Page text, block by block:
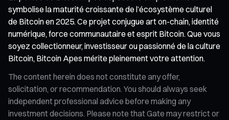
symbolise la maturité croissante de l’écosystème culturel
de Bitcoin en 2025. Ce projet conjugue art on-chain, identité
numérique, force communautaire et esprit Bitcoin. Que vous
soyez collectionneur, investisseur ou passionné de la culture
Bitcoin, Bitcoin Apes mérite pleinement votre attention.
The content herein does not constitute any offer,
solicitation, or recommendation. You should always seek
independent professional advice before making any
investment decisions. Please note that Gate may restrict or